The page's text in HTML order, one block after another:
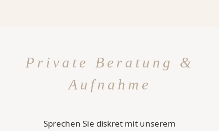
Private Beratung &
Aufnahme
Sprechen Sie diskret mit unserem